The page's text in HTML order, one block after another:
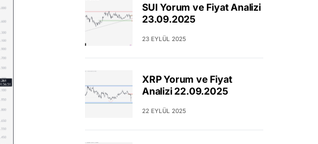
SUI Yorum ve Fiyat Analizi
23.09.2025
23 EYLÜL 2025
XRP Yorum ve Fiyat
Analizi 22.09.2025
22 EYLÜL 2025